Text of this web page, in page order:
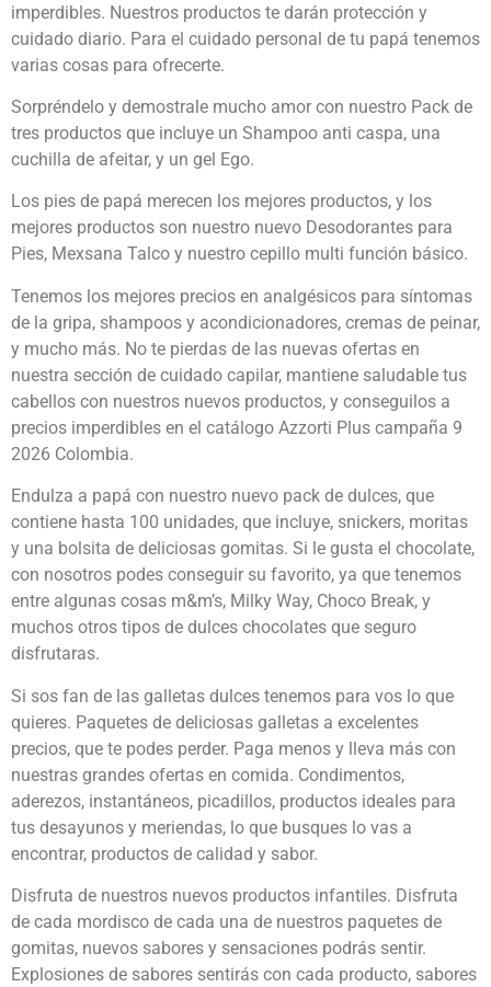
imperdibles. Nuestros productos te darán protección y
cuidado diario. Para el cuidado personal de tu papá tenemos
varias cosas para ofrecerte.
Sorpréndelo y demostrale mucho amor con nuestro Pack de
tres productos que incluye un Shampoo anti caspa, una
cuchilla de afeitar, y un gel Ego.
Los pies de papá merecen los mejores productos, y los
mejores productos son nuestro nuevo Desodorantes para
Pies, Mexsana Talco y nuestro cepillo multi función básico.
Tenemos los mejores precios en analgésicos para síntomas
de la gripa, shampoos y acondicionadores, cremas de peinar,
y mucho más. No te pierdas de las nuevas ofertas en
nuestra sección de cuidado capilar, mantiene saludable tus
cabellos con nuestros nuevos productos, y conseguilos a
precios imperdibles en el catálogo Azzorti Plus campaña 9
2026 Colombia.
Endulza a papá con nuestro nuevo pack de dulces, que
contiene hasta 100 unidades, que incluye, snickers, moritas
y una bolsita de deliciosas gomitas. Si le gusta el chocolate,
con nosotros podes conseguir su favorito, ya que tenemos
entre algunas cosas m&m’s, Milky Way, Choco Break, y
muchos otros tipos de dulces chocolates que seguro
disfrutaras.
Si sos fan de las galletas dulces tenemos para vos lo que
quieres. Paquetes de deliciosas galletas a excelentes
precios, que te podes perder. Paga menos y lleva más con
nuestras grandes ofertas en comida. Condimentos,
aderezos, instantáneos, picadillos, productos ideales para
tus desayunos y meriendas, lo que busques lo vas a
encontrar, productos de calidad y sabor.
Disfruta de nuestros nuevos productos infantiles. Disfruta
de cada mordisco de cada una de nuestros paquetes de
gomitas, nuevos sabores y sensaciones podrás sentir.
Explosiones de sabores sentirás con cada producto, sabores